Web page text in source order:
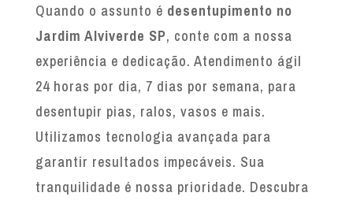
Quando o assunto é desentupimento no
Jardim Alviverde SP, conte com a nossa
experiência e dedicação. Atendimento ágil
24 horas por dia, 7 dias por semana, para
desentupir pias, ralos, vasos e mais.
Utilizamos tecnologia avançada para
garantir resultados impecáveis. Sua
tranquilidade é nossa prioridade. Descubra